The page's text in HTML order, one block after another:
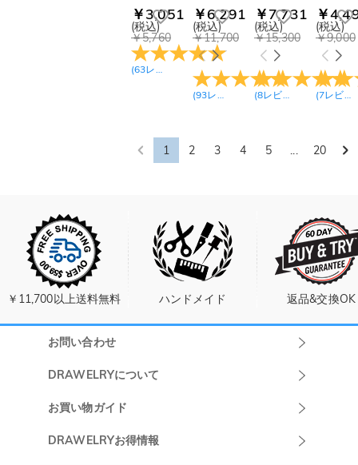
￥3,051
(税込)
￥5,760
(63レビュー
￥6,291
(税込)
￥11,700
(93レビュー
￥7,731
(税込)
￥15,300
(8レビュー
￥
(税込)
￥9,000
(7レビュー
1 2 3 4 5 ... 20
￥11,700以上送料無料 ハンドメイド 返品&交換OK
お問い合わせ
DRAWELRYについて
DRAWELRYについて
お買い物ガイド
発送について
DRAWELRYお得情報